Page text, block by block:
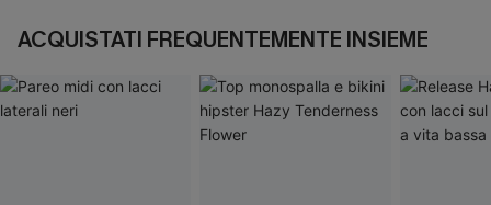
ACQUISTATI FREQUENTEMENTE INSIEME